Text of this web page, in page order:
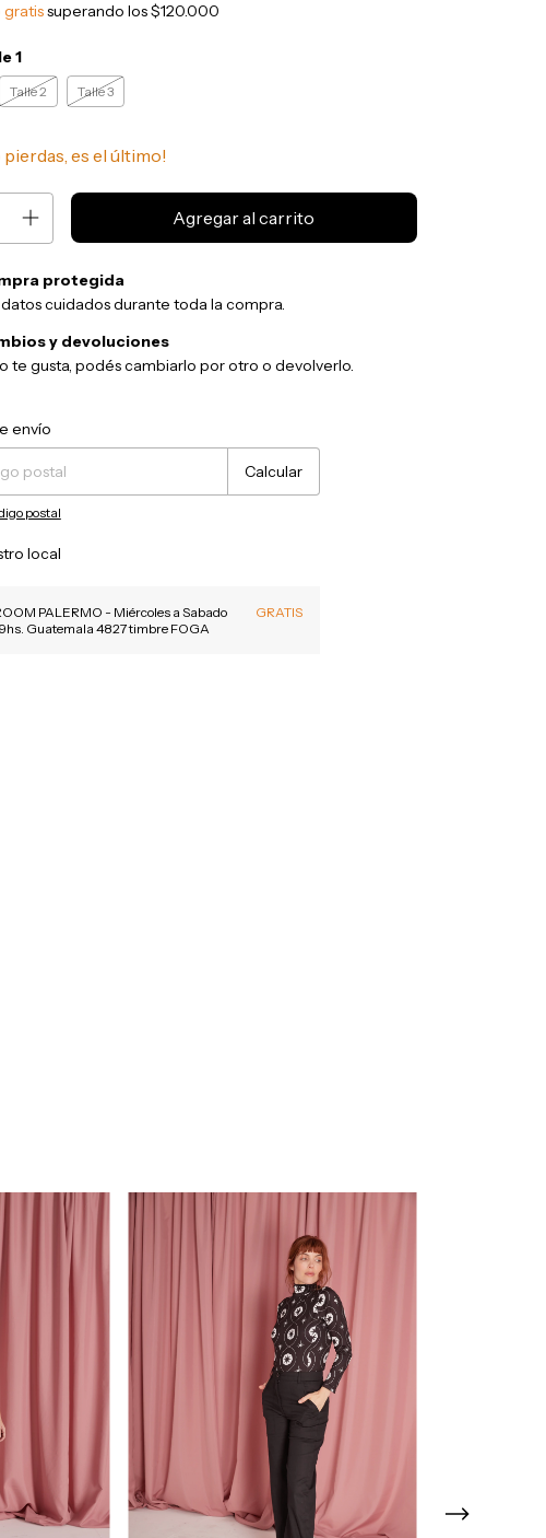
gratissuperando los$120.000
1
Talle 2 Talle 3
pierdas, es el último!
protegida
datos cuidados durante toda la compra.
y devoluciones
te gusta, podés cambiarlo por otro o devolverlo.
el CP:
envío
Calcular
postal
local
PALERMO - Miércoles a Sabado
Guatemala 4827 timbre FOGA
GRATIS